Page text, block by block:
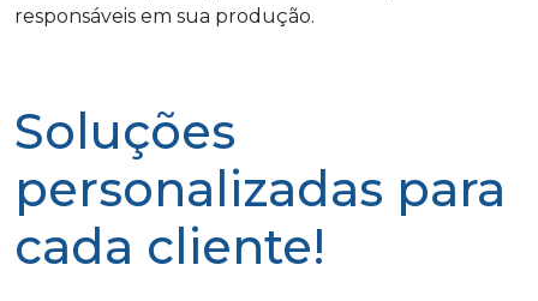
responsáveis em sua produção.
Soluções
personalizadas para
cada cliente!